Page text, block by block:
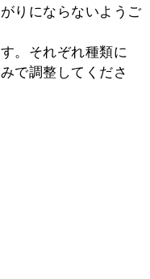
りにならないようご
。それぞれ種類に
で調整してくださ